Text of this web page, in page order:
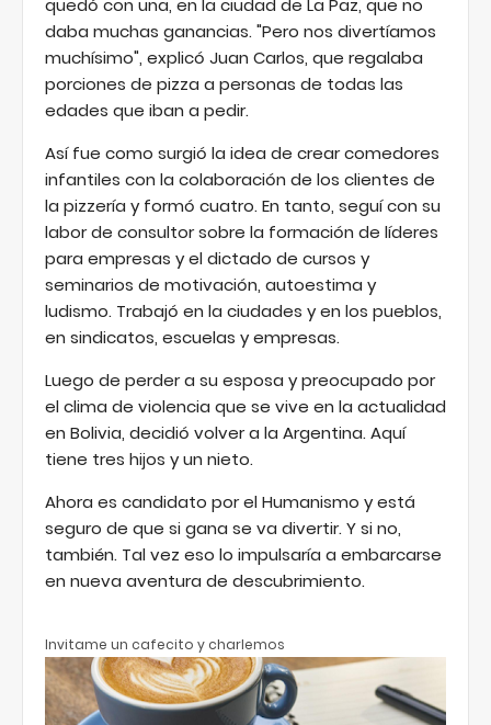
quedó con una, en la ciudad de La Paz, que no
daba muchas ganancias. "Pero nos divertíamos
muchísimo", explicó Juan Carlos, que regalaba
porciones de pizza a personas de todas las
edades que iban a pedir.
Así fue como surgió la idea de crear comedores
infantiles con la colaboración de los clientes de
la pizzería y formó cuatro. En tanto, seguí con su
labor de consultor sobre la formación de líderes
para empresas y el dictado de cursos y
seminarios de motivación, autoestima y
ludismo. Trabajó en la ciudades y en los pueblos,
en sindicatos, escuelas y empresas.
Luego de perder a su esposa y preocupado por
el clima de violencia que se vive en la actualidad
en Bolivia, decidió volver a la Argentina. Aquí
tiene tres hijos y un nieto.
Ahora es candidato por el Humanismo y está
seguro de que si gana se va divertir. Y si no,
también. Tal vez eso lo impulsaría a embarcarse
en nueva aventura de descubrimiento.
Invitame un cafecito y charlemos